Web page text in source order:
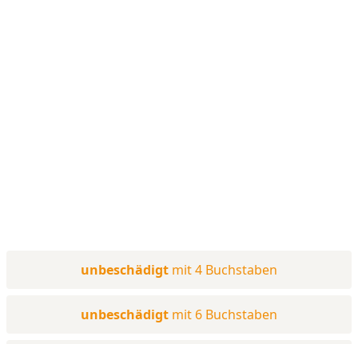
unbeschädigt mit 4 Buchstaben
unbeschädigt mit 6 Buchstaben